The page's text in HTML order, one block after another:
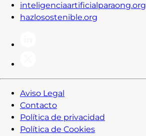
inteligenciaartificialparaong.org
hazlosostenible.org
Aviso Legal
Contacto
Política de privacidad
Política de Cookies